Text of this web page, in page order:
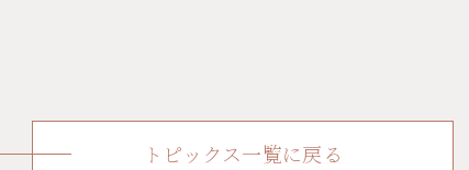
トピックス一覧に戻る